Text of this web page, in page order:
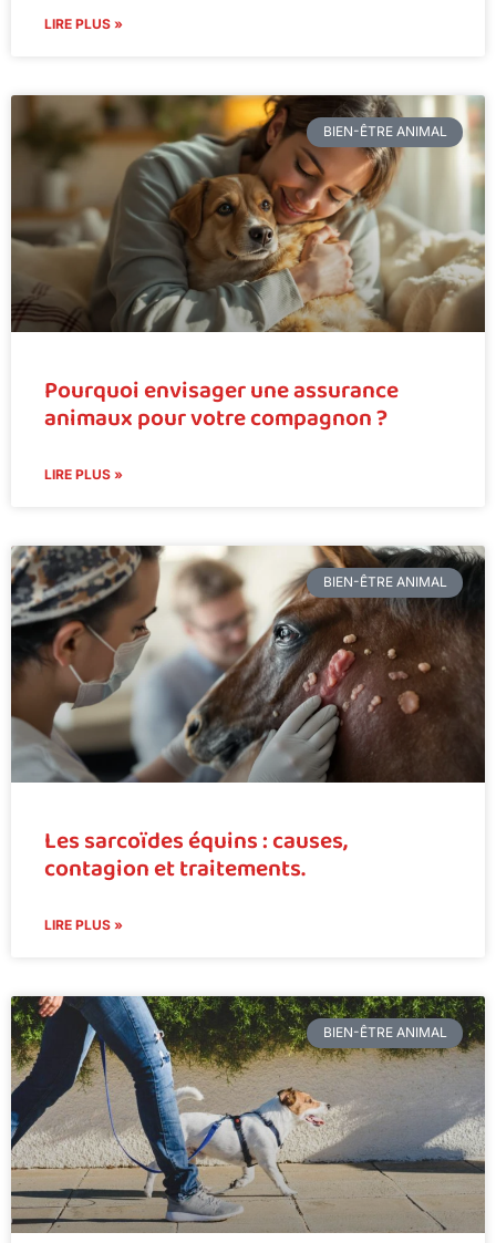
LIRE PLUS »
BIEN-ÊTRE ANIMAL
Pourquoi envisager une assurance
animaux pour votre compagnon ?
LIRE PLUS »
BIEN-ÊTRE ANIMAL
Les sarcoïdes équins : causes,
contagion et traitements.
LIRE PLUS »
BIEN-ÊTRE ANIMAL